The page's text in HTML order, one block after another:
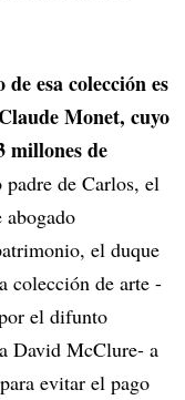
esa colección es
Monet, cuyo
millones de
de Carlos, el
el duque
colección de arte -
el difunto
David McClure- a
evitar el pago